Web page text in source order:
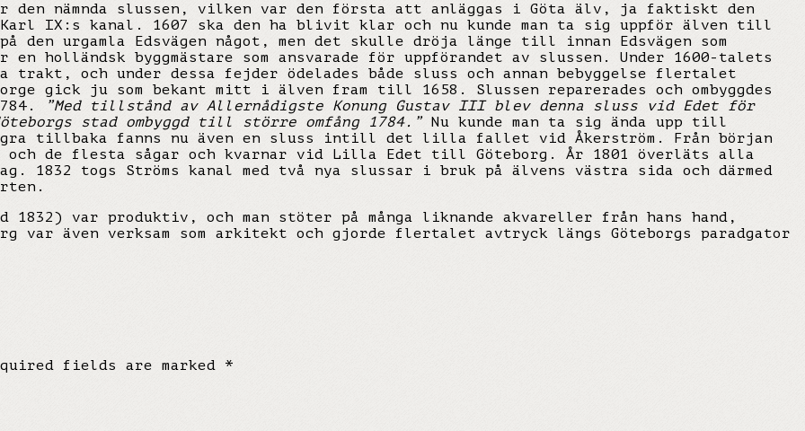
den nämnda slussen, vilken var den första att anläggas i Göta älv, ja faktiskt den
IX:s kanal. 1607 ska den ha blivit klar och nu kunde man ta sig uppför älven till
den urgamla Edsvägen något, men det skulle dröja länge till innan Edsvägen som
byggmästare som ansvarade för uppförandet av slussen. Under 1600-talets
och under dessa fejder ödelades både sluss och annan bebyggelse flertalet
gick ju som bekant mitt i älven fram till 1658. Slussen reparerades och ombyggdes
”Med tillstånd av Allernådigste Konung Gustav III blev denna sluss vid Edet för
stad ombyggd till större omfång 1784.”
Nu kunde man ta sig ända upp till
tillbaka fanns nu även en sluss intill det lilla fallet vid Åkerström. Från början
och de flesta sågar och kvarnar vid Lilla Edet till Göteborg. År 1801 överläts alla
togs Ströms kanal med två nya slussar i bruk på älvens västra sida och därmed
1832) var produktiv, och man stöter på många liknande akvareller från hans hand,
var även verksam som arkitekt och gjorde flertalet avtryck längs Göteborgs paradgator
fields are marked *